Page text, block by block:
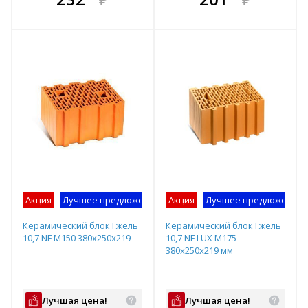
всегда выгоднее!
всегда выгоднее!
Акция Лучшее предложение
Керамический блок Гжель
10,7 NF М150 380х250х219
Лучшая цена!
Акция Лучшее предложение
Керамический блок Гжель
10,7 NF LUX М175
380х250х219 мм
Лучшая цена!